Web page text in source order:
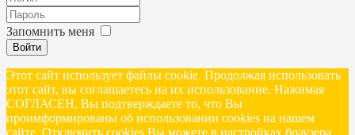
Запомнить меня
Войти
Этот сайт использует файлы cookie. Продолжая использовать
этот сайт, вы соглашаетесь на их использование. Нажимая
СОГЛАСЕН, Вы подтверждаете то, что Вы
проимформированы об использовании cookies на нашем
сайте. Отключить cookies Вы можете в настройках браузера.